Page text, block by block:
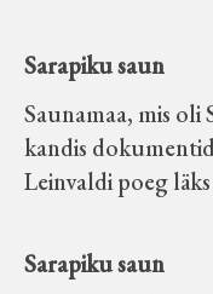
Sarapiku saun
Saunamaa, mis
kandis
Leinvaldi poeg
Sarapiku saun